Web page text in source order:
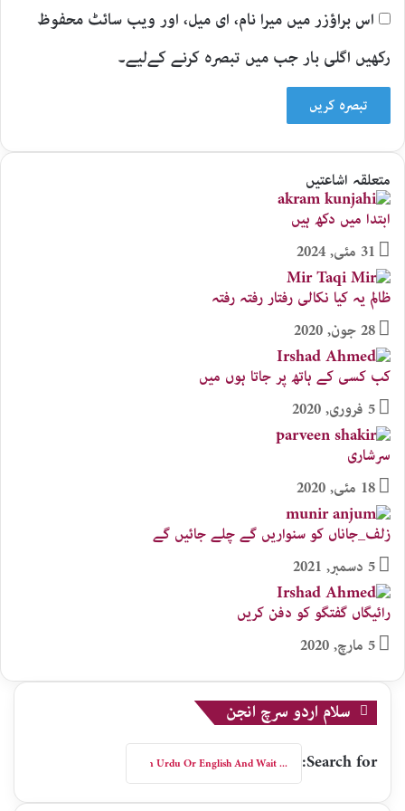
اس براؤزر میں میرا نام، ای میل، اور ویب سائٹ محفوظ
رکھیں اگلی بار جب میں تبصرہ کرنے کےلیے۔
متعلقہ اشاعتیں
ابتدا میں دکھ ہیں
31 مئی, 2024
ظالم یہ کیا نکالی رفتار رفتہ رفتہ
28 جون, 2020
کب کسی کے ہاتھ پر جاتا ہوں میں
5 فروری, 2020
سرشاری
18 مئی, 2020
زلف_جاناں کو سنواریں گے چلے جائیں گے
5 دسمبر, 2021
رائیگاں گفتگو کو دفن کریں
5 مارچ, 2020
سلام اردو سرچ انجن
Search for: